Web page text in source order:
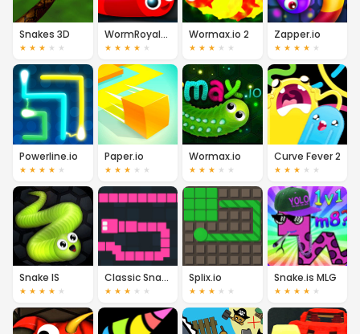
Snakes 3D
★ ★ ★ ★ ★
WormRoyale.io
★ ★ ★ ★ ★
Wormax.io 2
★ ★ ★ ★ ★
Zapper.io
★ ★ ★ ★ ★
Powerline.io
★ ★ ★ ★ ★
Paper.io
★ ★ ★ ★ ★
Wormax.io
★ ★ ★ ★ ★
Curve Fever 2
★ ★ ★ ★ ★
Snake IS
★ ★ ★ ★ ★
Classic Snake.io
★ ★ ★ ★ ★
Splix.io
★ ★ ★ ★ ★
Snake.is MLG
★ ★ ★ ★ ★